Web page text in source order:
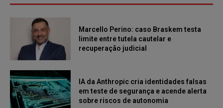
Marcello Perino: caso Braskem testa
limite entre tutela cautelar e
recuperação judicial
IA da Anthropic cria identidades falsas
em teste de segurança e acende alerta
sobre riscos de autonomia